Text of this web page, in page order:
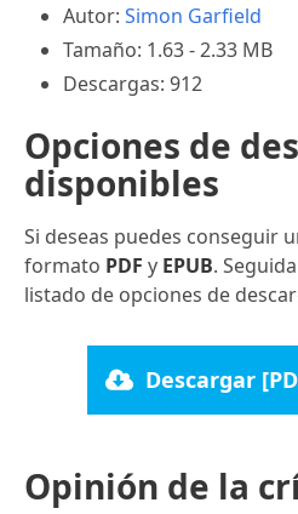
Autor: Simon Garfield
Tamaño: 1.63 - 2.33 MB
Descargas: 912
Opciones de
disponibles
Si deseas puedes conseguir
formato PDF y EPUB.
listado de opciones de
Descargar
Opinión de la